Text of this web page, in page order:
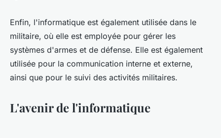
Enfin, l'informatique est également utilisée dans le
militaire, où elle est employée pour gérer les
systèmes d'armes et de défense. Elle est également
utilisée pour la communication interne et externe,
ainsi que pour le suivi des activités militaires.
L'avenir de l'informatique